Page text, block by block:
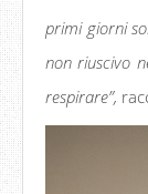
primi giorni
non riuscivo
respirare”,